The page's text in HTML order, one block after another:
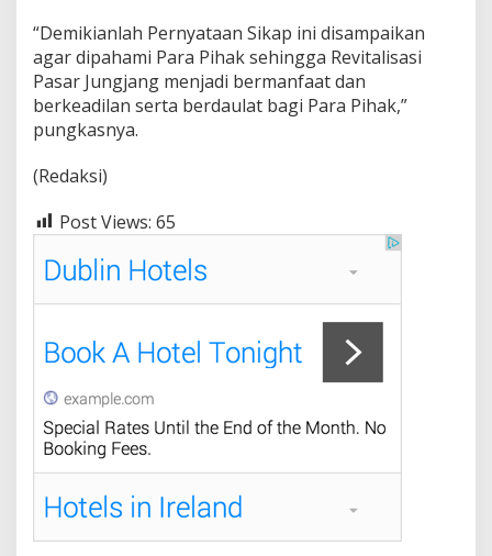
“Demikianlah Pernyataan Sikap ini disampaikan
agar dipahami Para Pihak sehingga Revitalisasi
Pasar Jungjang menjadi bermanfaat dan
berkeadilan serta berdaulat bagi Para Pihak,”
pungkasnya.
(Redaksi)
Post Views: 65